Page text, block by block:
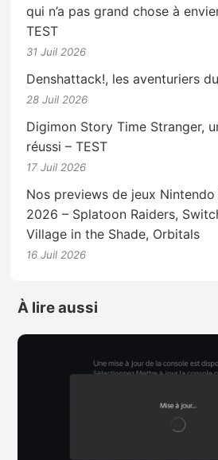
qui n’a pas grand chose à
TEST
31 Juil 2026
Denshattack!, les aventuriers
28 Juil 2026
Digimon Story Time Stranger,
réussi – TEST
17 Juil 2026
Nos previews de jeux
2026 – Splatoon Raiders,
Village in the Shade, Orbitals
16 Juil 2026
À lire aussi